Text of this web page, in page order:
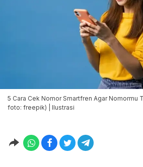
5 Cara Cek Nomor Smartfren Agar Nomormu
foto: freepik) | Ilustrasi